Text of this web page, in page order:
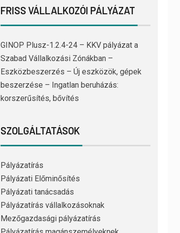
FRISS VÁLLALKOZÓI PÁLYÁZAT
GINOP Plusz-1.2.4-24 – KKV pályázat a
Szabad Vállalkozási Zónákban –
Eszközbeszerzés – Új eszközök, gépek
beszerzése – Ingatlan beruházás:
korszerűsítés, bővítés
SZOLGÁLTATÁSOK
Pályázatírás
Pályázati Előminősítés
Pályázati tanácsadás
Pályázatírás vállalkozásoknak
Mezőgazdasági pályázatírás